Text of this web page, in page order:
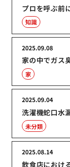
プロを呼ぶ前
知識
家の中でガス
2025.09.08
家
洗濯機蛇口水
2025.09.04
未分類
飲食店におけ
2025.08.14